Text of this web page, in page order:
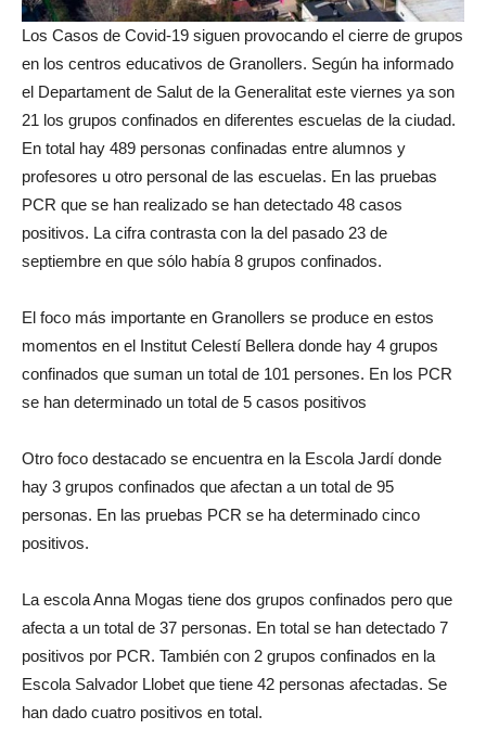
Los Casos de Covid-19 siguen provocando el cierre de grupos
en los centros educativos de Granollers. Según ha informado
el Departament de Salut de la Generalitat este viernes ya son
21 los grupos confinados en diferentes escuelas de la ciudad.
En total hay 489 personas confinadas entre alumnos y
profesores u otro personal de las escuelas. En las pruebas
PCR que se han realizado se han detectado 48 casos
positivos. La cifra contrasta con la del pasado 23 de
septiembre en que sólo había 8 grupos confinados.
El foco más importante en Granollers se produce en estos
momentos en el Institut Celestí Bellera donde hay 4 grupos
confinados que suman un total de 101 persones. En los PCR
se han determinado un total de 5 casos positivos
Otro foco destacado se encuentra en la Escola Jardí donde
hay 3 grupos confinados que afectan a un total de 95
personas. En las pruebas PCR se ha determinado cinco
positivos.
La escola Anna Mogas tiene dos grupos confinados pero que
afecta a un total de 37 personas. En total se han detectado 7
positivos por PCR. También con 2 grupos confinados en la
Escola Salvador Llobet que tiene 42 personas afectadas. Se
han dado cuatro positivos en total.